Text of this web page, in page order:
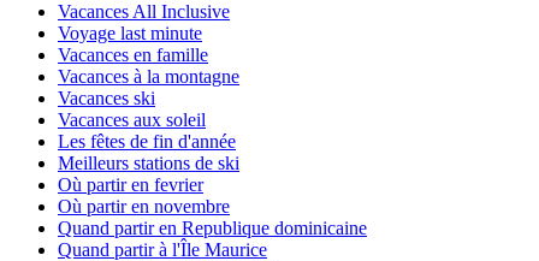
Vacances All Inclusive
Voyage last minute
Vacances en famille
Vacances à la montagne
Vacances ski
Vacances aux soleil
Les fêtes de fin d'année
Meilleurs stations de ski
Où partir en fevrier
Où partir en novembre
Quand partir en Republique dominicaine
Quand partir à l'Île Maurice